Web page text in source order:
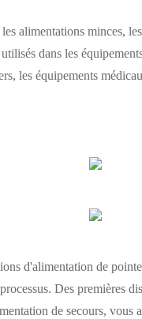
alimentations minces,
dans les
les équipements
d'alimentation de
Des premières
de secours, vous